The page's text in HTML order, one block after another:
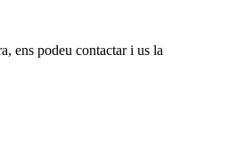
ens podeu contactar i us la